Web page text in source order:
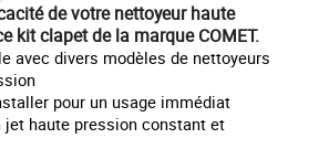
de votre nettoyeur haute
kit clapet de la marqueCOMET.
avec divers modèles de nettoyeurs
pour un usage immédiat
jet haute pression constant et